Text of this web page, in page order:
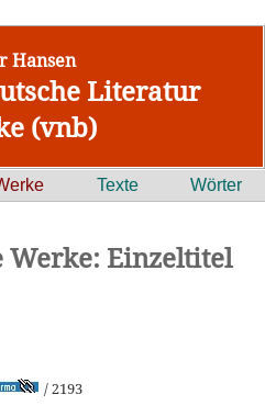
Hansen
Literatur
(vnb)
Texte Wörter
Werke: Einzeltitel
/ 2193